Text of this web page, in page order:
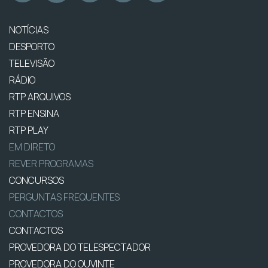
NOTÍCIAS
DESPORTO
TELEVISÃO
RÁDIO
RTP ARQUIVOS
RTP ENSINA
RTP PLAY
EM DIRETO
REVER PROGRAMAS
CONCURSOS
PERGUNTAS FREQUENTES
CONTACTOS
CONTACTOS
PROVEDORA DO TELESPECTADOR
PROVEDORA DO OUVINTE